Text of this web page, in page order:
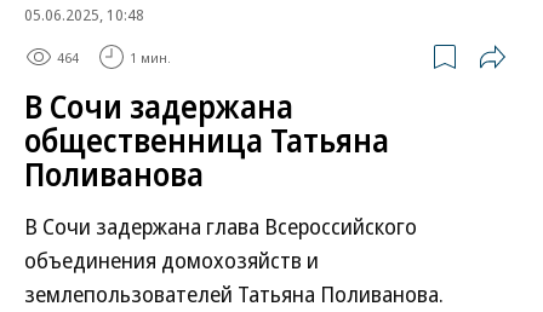
05.06.2025, 10:48
464 1 мин.
В Сочи задержана
общественница Татьяна
Поливанова
В Сочи задержана глава Всероссийского
объединения домохозяйств и
землепользователей Татьяна Поливанова.